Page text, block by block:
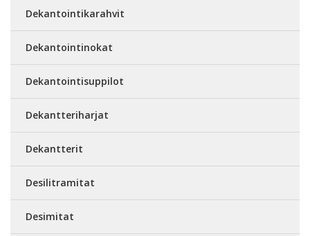
Dekantointikarahvit
Dekantointinokat
Dekantointisuppilot
Dekantteriharjat
Dekantterit
Desilitramitat
Desimitat